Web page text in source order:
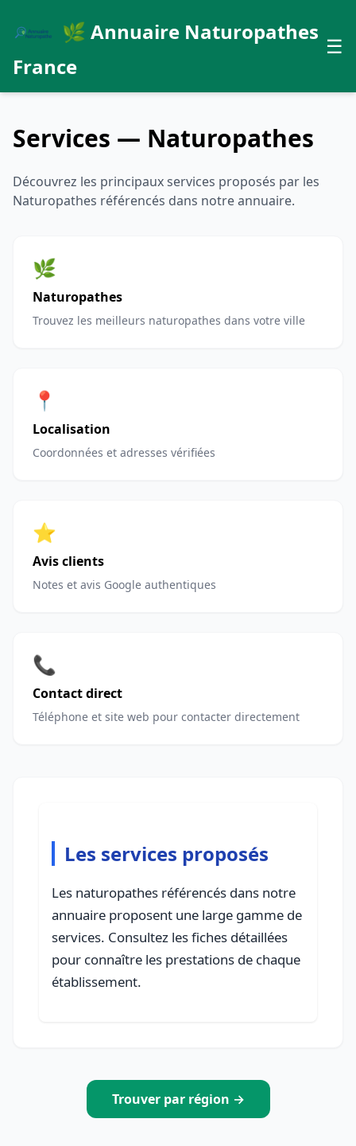
🌿 Annuaire Naturopathes
France
☰
Services — Naturopathes
Découvrez les principaux services proposés par les
Naturopathes référencés dans notre annuaire.
🌿
Naturopathes
Trouvez les meilleurs naturopathes dans votre ville
📍
Localisation
Coordonnées et adresses vérifiées
⭐
Avis clients
Notes et avis Google authentiques
📞
Contact direct
Téléphone et site web pour contacter directement
Les services proposés
Les naturopathes référencés dans notre
annuaire proposent une large gamme de
services. Consultez les fiches détaillées
pour connaître les prestations de chaque
établissement.
Trouver par région →